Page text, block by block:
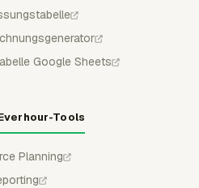
Google Sheets
Tools
Planning